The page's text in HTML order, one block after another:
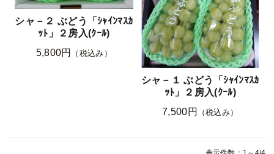
シャ－２ ぶどう「ｼｬｲﾝﾏｽｶ
ｯﾄ」２房入(ｸｰﾙ)
5,800円
（税込み）
シャ－１ ぶどう「ｼｬｲﾝﾏｽｶ
ｯﾄ」２房入(ｸｰﾙ)
7,500円
（税込み）